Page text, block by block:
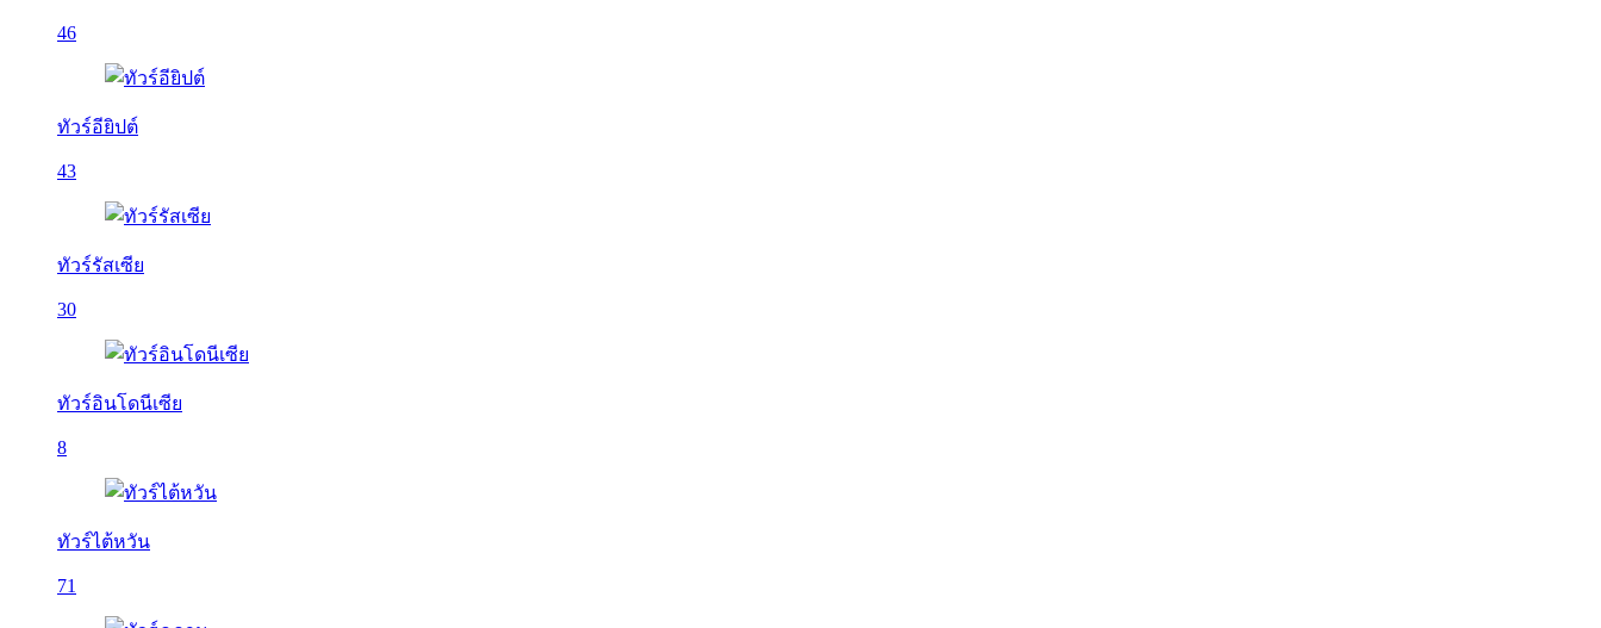
46
ทัวร์อียิปต์
43
ทัวร์รัสเซีย
30
ทัวร์อินโดนีเซีย
8
ทัวร์ไต้หวัน
71